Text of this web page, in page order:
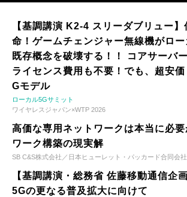
【基調講演 K2-4 スリーダブリュー
命！ゲームチェンジャー無線機がロ
既存概念を破壊する！！ コアサーバ
ライセンス費用も不要！でも、超安
Gモデル
ローカル5Gサミット
ワイヤレスジャパン×WTP 2026
高価な専用ネットワークは本当に必
ワーク構築の現実解
SB C&S株式会社／日本ヒューレット・パッカード合同会社
【基調講演・総務省 佐藤移動通信企
5Gの更なる普及拡大に向けて